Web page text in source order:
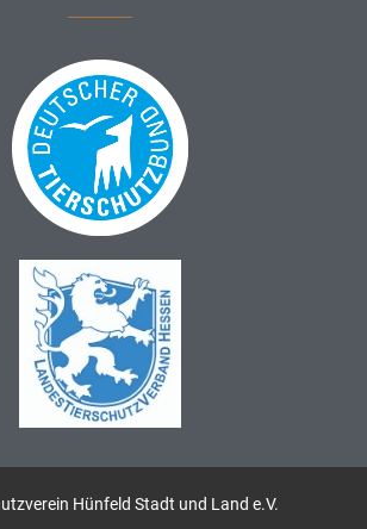
Hünfeld Stadt und Land e.V.